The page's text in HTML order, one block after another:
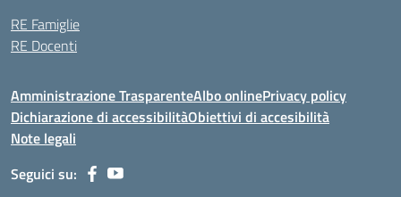
RE Famiglie
RE Docenti
Amministrazione TrasparenteAlbo onlinePrivacy policy
Dichiarazione di accessibilitàObiettivi di accesibilità
Note legali
Seguici su: